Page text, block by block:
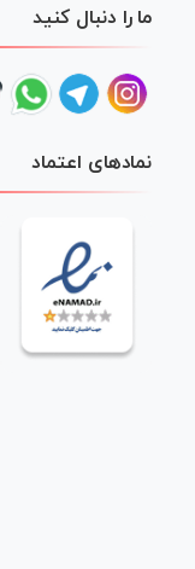
ما را دنبال کنید
نمادهای اعتماد